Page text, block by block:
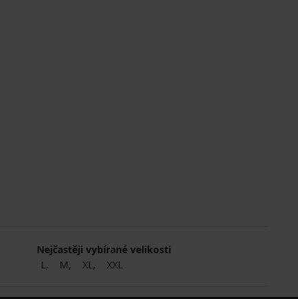
Nejčastěji vybírané velikosti
L
M XL XXL